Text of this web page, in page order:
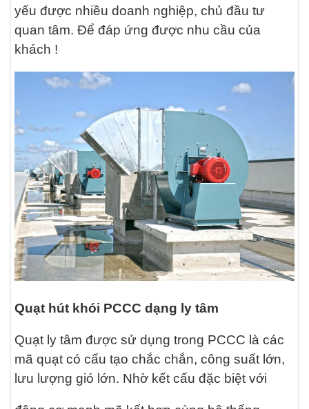
yếu được nhiều doanh nghiệp, chủ đầu tư
quan tâm. Để đáp ứng được nhu cầu của
khách !
Quạt hút khói PCCC dạng ly tâm
Quạt ly tâm được sử dụng trong PCCC là các
mã quạt có cấu tạo chắc chắn, công suất lớn,
lưu lượng gió lớn. Nhờ kết cấu đặc biệt với